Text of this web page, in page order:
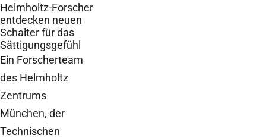
Helmholtz-Forscher
entdecken neuen
Schalter für das
Sättigungsgefühl
Ein Forscherteam
des Helmholtz
Zentrums
München, der
Technischen